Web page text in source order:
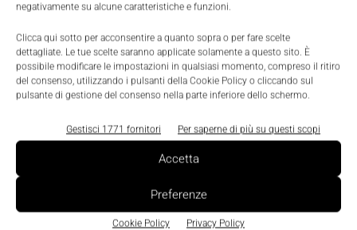
negativamente su alcune caratteristiche e funzioni.
Clicca qui sotto per acconsentire a quanto sopra o per fare scelte
dettagliate. Le tue scelte saranno applicate solamente a questo sito. È
possibile modificare le impostazioni in qualsiasi momento, compreso il ritiro
del consenso, utilizzando i pulsanti della Cookie Policy o cliccando sul
pulsante di gestione del consenso nella parte inferiore dello schermo.
Gestisci 1771 fornitori Per saperne di più su questi scopi
Accetta
Preferenze
Cookie Policy Privacy Policy
Edicola